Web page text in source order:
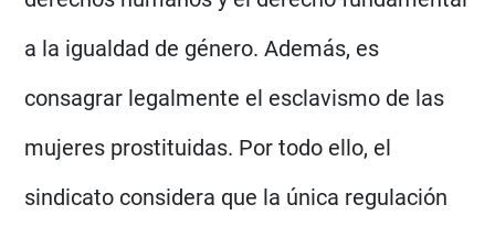
a la igualdad de género. Además, es
consagrar legalmente el esclavismo de las
mujeres prostituidas. Por todo ello, el
sindicato considera que la única regulación